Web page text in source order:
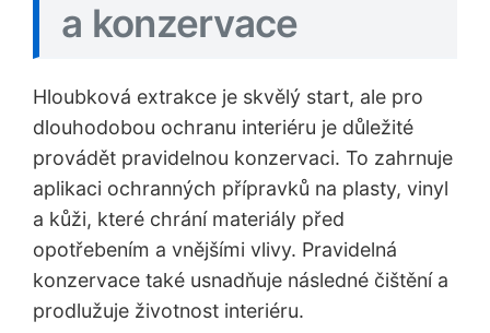
a konzervace
Hloubková extrakce je skvělý start, ale pro
dlouhodobou ochranu interiéru je důležité
provádět pravidelnou konzervaci. To zahrnuje
aplikaci ochranných přípravků na plasty, vinyl
a kůži, které chrání materiály před
opotřebením a vnějšími vlivy. Pravidelná
konzervace také usnadňuje následné čištění a
prodlužuje životnost interiéru.